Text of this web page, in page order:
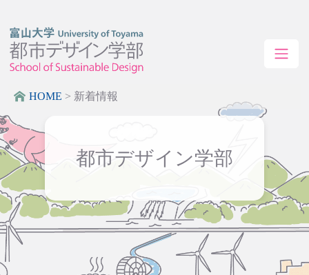
HOME > 新着情報
都市デザイン学部